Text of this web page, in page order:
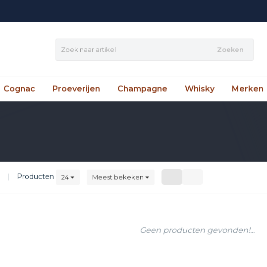
Zoeken
Cognac Proeverijen Champagne Whisky Merken
| Producten 24 Meest bekeken
Geen producten gevonden!...